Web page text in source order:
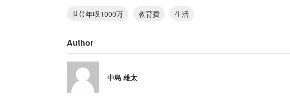
「私立大学3年生、私立高校3年生、公立小学校3
世帯年収1000万 教育費 生活
Author
中島 雄太